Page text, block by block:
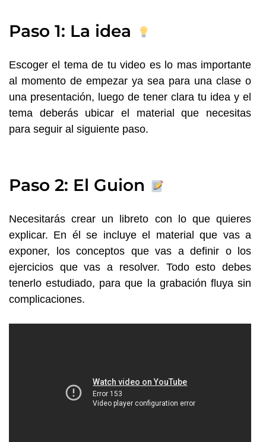
Paso 1: La idea
Escoger el tema de tu video es lo mas importante
al momento de empezar ya sea para una clase o
una presentación, luego de tener clara tu idea y el
tema deberás ubicar el material que necesitas
para seguir al siguiente paso.
Paso 2: El Guion
Necesitarás crear un libreto con lo que quieres
explicar. En él se incluye el material que vas a
exponer, los conceptos que vas a definir o los
ejercicios que vas a resolver. Todo esto debes
tenerlo estudiado, para que la grabación fluya sin
complicaciones.